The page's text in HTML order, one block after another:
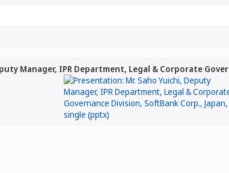
Manager, IPR Department, Legal & Corporate